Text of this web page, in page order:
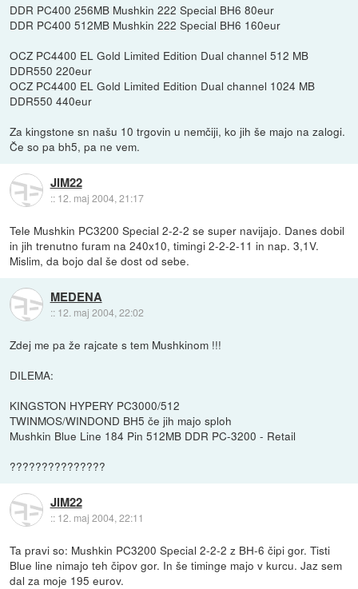
DDR PC400 256MB Mushkin 222 Special BH6 80eur
DDR PC400 512MB Mushkin 222 Special BH6 160eur
OCZ PC4400 EL Gold Limited Edition Dual channel 512 MB
DDR550 220eur
OCZ PC4400 EL Gold Limited Edition Dual channel 1024 MB
DDR550 440eur
Za kingstone sn našu 10 trgovin u nemčiji, ko jih še majo na zalogi.
Če so pa bh5, pa ne vem.
JIM22
:: 12. maj 2004, 21:17
Tele Mushkin PC3200 Special 2-2-2 se super navijajo. Danes dobil
in jih trenutno furam na 240x10, timingi 2-2-2-11 in nap. 3,1V.
Mislim, da bojo dal še dost od sebe.
MEDENA
:: 12. maj 2004, 22:02
Zdej me pa že rajcate s tem Mushkinom !!!
DILEMA:
KINGSTON HYPERY PC3000/512
TWINMOS/WINDOND BH5 če jih majo sploh
Mushkin Blue Line 184 Pin 512MB DDR PC-3200 - Retail
???????????????
JIM22
:: 12. maj 2004, 22:11
Ta pravi so: Mushkin PC3200 Special 2-2-2 z BH-6 čipi gor. Tisti
Blue line nimajo teh čipov gor. In še timinge majo v kurcu. Jaz sem
dal za moje 195 eurov.